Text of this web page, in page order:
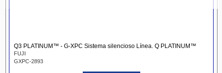
Q3 PLATINUM™ - G-XPC Sistema silencioso Línea. Q PLATINUM™
FUJI
GXPC-2893